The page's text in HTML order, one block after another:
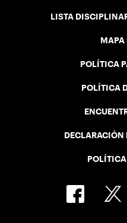
LISTA
MAPA
POLÍTICA
POLÍTICA
DECLARACIÓN